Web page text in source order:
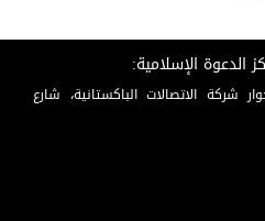
الدعوة الإسلامية:
شركة الاتصالات الباكستانية، شارع